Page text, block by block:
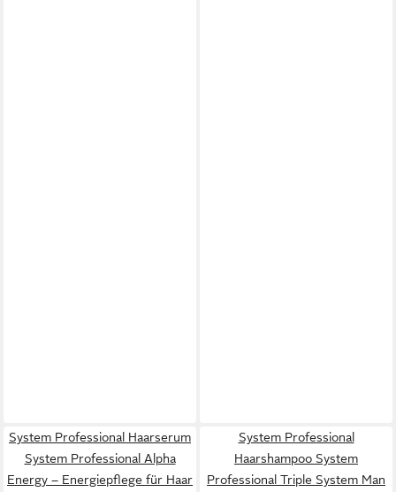
System Professional Haarserum
System Professional Alpha
Energy – Energiepflege für Haar
System Professional
Haarshampoo System
Professional Triple System Man